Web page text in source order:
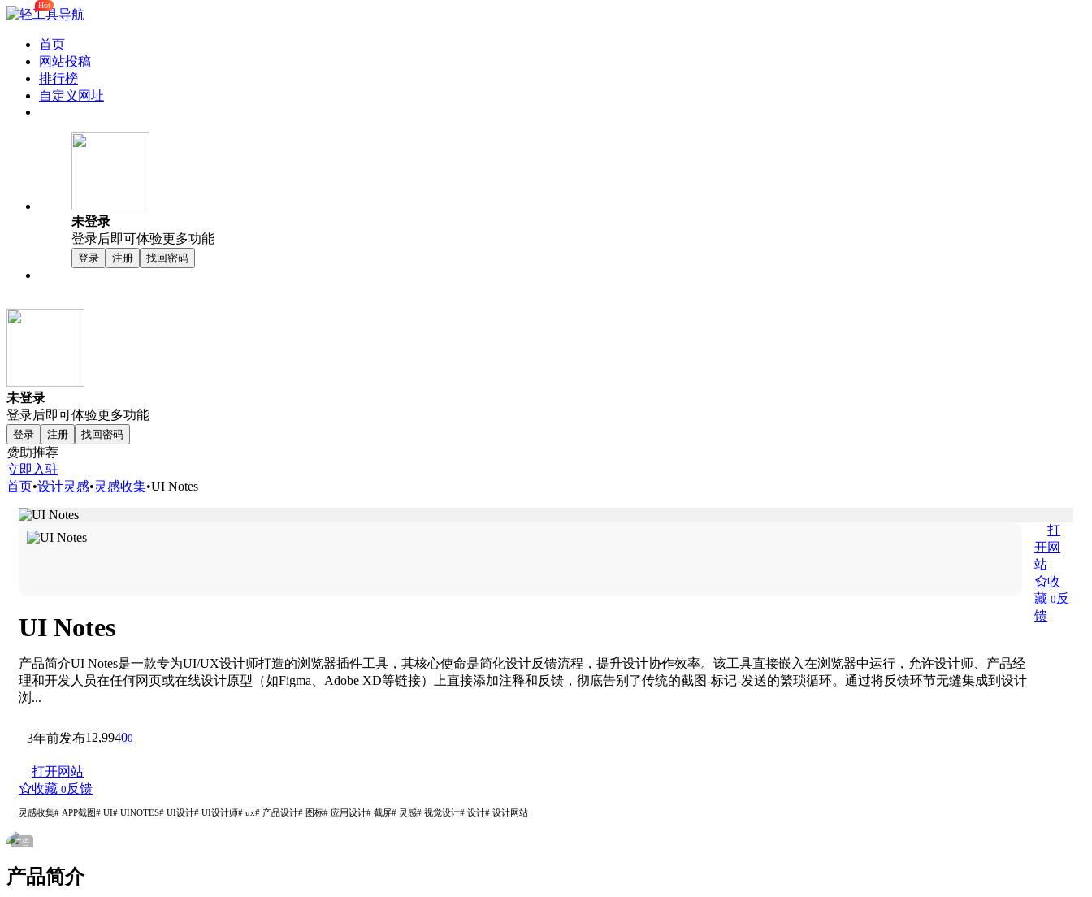
首页
网站投稿
排行榜
Hot
自定义网址
未登录
登录后即可体验更多功能
登录 注册 找回密码
未登录
登录后即可体验更多功能
登录 注册 找回密码
赞助推荐
立即入驻
首页•设计灵感•灵感收集•UI Notes
UI Notes
产品简介UI Notes是一款专为UI/UX设计师打造的浏览器插件工具，其核心使命是简化设计反馈流程，提升设计协作效率。该工具直接嵌入在浏览器中运行，允许设计师、产品经
理和开发人员在任何网页或在线设计原型（如Figma、Adobe XD等链接）上直接添加注释和反馈，彻底告别了传统的截图-标记-发送的繁琐循环。通过将反馈环节无缝集成到设计
浏...
打
开网
站
收
藏0 反
馈
3年前发布12,99400
打开网站
收藏 0反馈
灵感收集# APP截图# UI# UINOTES# UI设计# UI设计师# ux# 产品设计# 图标# 应用设计# 截屏# 灵感# 视觉设计# 设计# 设计网站
广告
产品简介